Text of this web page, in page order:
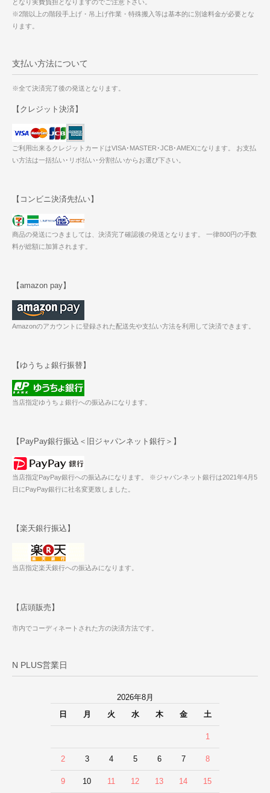
となり実費負担となりますのでご注意下さい。
※2階以上の階段手上げ・吊上げ作業・特殊搬入等は基本的に別途料金が必要とな
ります。
支払い方法について
※全て決済完了後の発送となります。
【クレジット決済】
ご利用出来るクレジットカードはVISA･MASTER･JCB･AMEXになります。 お支払
い方法は一括払い･リボ払い･分割払いからお選び下さい。
【コンビニ決済先払い】
商品の発送につきましては、決済完了確認後の発送となります。 一律800円の手数
料が総額に加算されます。
【amazon pay】
Amazonのアカウントに登録された配送先や支払い方法を利用して決済できます。
【ゆうちょ銀行振替】
当店指定ゆうちょ銀行への振込みになります。
【PayPay銀行振込＜旧ジャパンネット銀行＞】
当店指定PayPay銀行への振込みになります。 ※ジャパンネット銀行は2021年4月5
日にPayPay銀行に社名変更致しました。
【楽天銀行振込】
当店指定楽天銀行への振込みになります。
【店頭販売】
市内でコーディネートされた方の決済方法です。
N PLUS営業日
2026年8月
日
月 火 水 木 金 土
1
2 3 4 5 6 7 8
9 10 11 12 13 14 15